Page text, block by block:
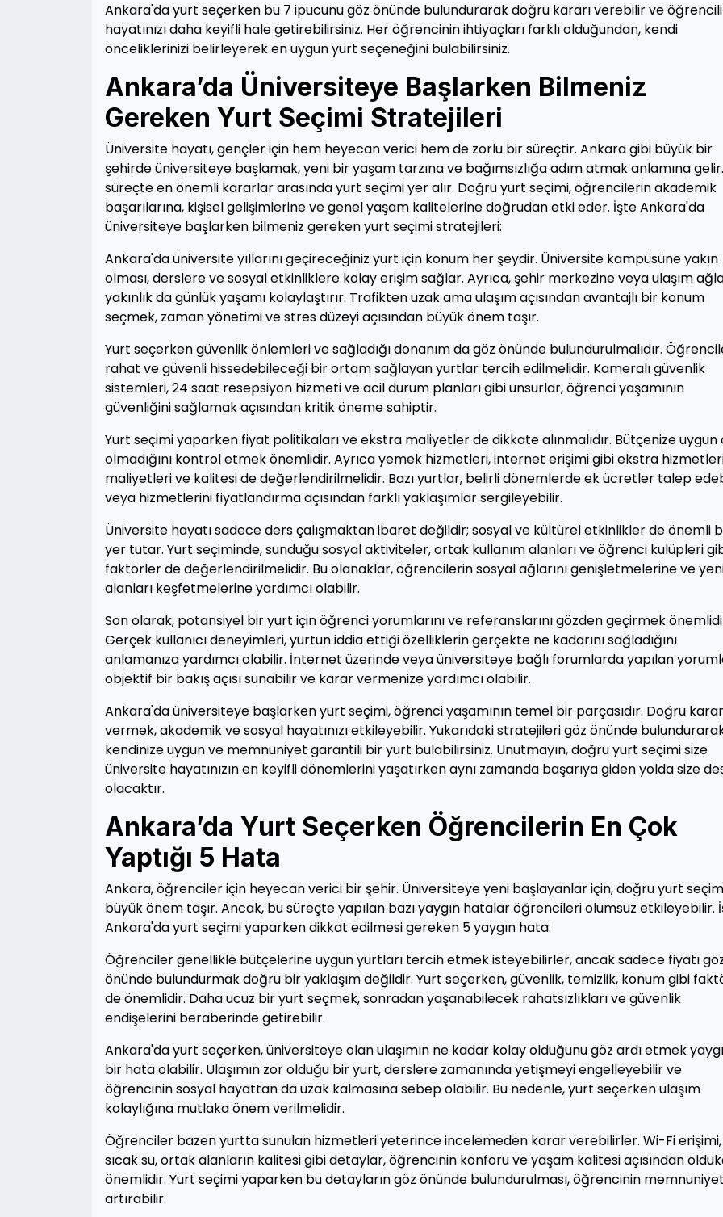
Ankara'da yurt seçerken bu 7 ipucunu göz önünde bulundurarak doğru kararı verebilir ve
hayatınızı daha keyifli hale getirebilirsiniz. Her öğrencinin ihtiyaçları farklı olduğundan, kendi
önceliklerinizi belirleyerek en uygun yurt seçeneğini bulabilirsiniz.
Ankara’da Üniversiteye Başlarken Bilmeniz
Gereken Yurt Seçimi Stratejileri
Üniversite hayatı, gençler için hem heyecan verici hem de zorlu bir süreçtir. Ankara gibi büyük bir
şehirde üniversiteye başlamak, yeni bir yaşam tarzına ve bağımsızlığa adım atmak anlamına
süreçte en önemli kararlar arasında yurt seçimi yer alır. Doğru yurt seçimi, öğrencilerin akademik
başarılarına, kişisel gelişimlerine ve genel yaşam kalitelerine doğrudan etki eder. İşte Ankara'da
üniversiteye başlarken bilmeniz gereken yurt seçimi stratejileri:
Ankara'da üniversite yıllarını geçireceğiniz yurt için konum her şeydir. Üniversite kampüsüne yakın
olması, derslere ve sosyal etkinliklere kolay erişim sağlar. Ayrıca, şehir merkezine veya ulaşım
yakınlık da günlük yaşamı kolaylaştırır. Trafikten uzak ama ulaşım açısından avantajlı bir konum
seçmek, zaman yönetimi ve stres düzeyi açısından büyük önem taşır.
Yurt seçerken güvenlik önlemleri ve sağladığı donanım da göz önünde bulundurulmalıdır.
rahat ve güvenli hissedebileceği bir ortam sağlayan yurtlar tercih edilmelidir. Kameralı güvenlik
sistemleri, 24 saat resepsiyon hizmeti ve acil durum planları gibi unsurlar, öğrenci yaşamının
güvenliğini sağlamak açısından kritik öneme sahiptir.
Yurt seçimi yaparken fiyat politikaları ve ekstra maliyetler de dikkate alınmalıdır. Bütçenize uygun
olmadığını kontrol etmek önemlidir. Ayrıca yemek hizmetleri, internet erişimi gibi ekstra
maliyetleri ve kalitesi de değerlendirilmelidir. Bazı yurtlar, belirli dönemlerde ek ücretler talep
veya hizmetlerini fiyatlandırma açısından farklı yaklaşımlar sergileyebilir.
Üniversite hayatı sadece ders çalışmaktan ibaret değildir; sosyal ve kültürel etkinlikler de önemli
yer tutar. Yurt seçiminde, sunduğu sosyal aktiviteler, ortak kullanım alanları ve öğrenci kulüpleri
faktörler de değerlendirilmelidir. Bu olanaklar, öğrencilerin sosyal ağlarını genişletmelerine ve
alanları keşfetmelerine yardımcı olabilir.
Son olarak, potansiyel bir yurt için öğrenci yorumlarını ve referanslarını gözden geçirmek
Gerçek kullanıcı deneyimleri, yurtun iddia ettiği özelliklerin gerçekte ne kadarını sağladığını
anlamanıza yardımcı olabilir. İnternet üzerinde veya üniversiteye bağlı forumlarda yapılan
objektif bir bakış açısı sunabilir ve karar vermenize yardımcı olabilir.
Ankara'da üniversiteye başlarken yurt seçimi, öğrenci yaşamının temel bir parçasıdır. Doğru karar
vermek, akademik ve sosyal hayatınızı etkileyebilir. Yukarıdaki stratejileri göz önünde
kendinize uygun ve memnuniyet garantili bir yurt bulabilirsiniz. Unutmayın, doğru yurt seçimi size
üniversite hayatınızın en keyifli dönemlerini yaşatırken aynı zamanda başarıya giden yolda size
olacaktır.
Ankara’da Yurt Seçerken Öğrencilerin En Çok
Yaptığı 5 Hata
Ankara, öğrenciler için heyecan verici bir şehir. Üniversiteye yeni başlayanlar için, doğru yurt
büyük önem taşır. Ancak, bu süreçte yapılan bazı yaygın hatalar öğrencileri olumsuz etkileyebilir.
Ankara'da yurt seçimi yaparken dikkat edilmesi gereken 5 yaygın hata:
Öğrenciler genellikle bütçelerine uygun yurtları tercih etmek isteyebilirler, ancak sadece fiyatı
önünde bulundurmak doğru bir yaklaşım değildir. Yurt seçerken, güvenlik, temizlik, konum gibi
de önemlidir. Daha ucuz bir yurt seçmek, sonradan yaşanabilecek rahatsızlıkları ve güvenlik
endişelerini beraberinde getirebilir.
Ankara'da yurt seçerken, üniversiteye olan ulaşımın ne kadar kolay olduğunu göz ardı etmek
bir hata olabilir. Ulaşımın zor olduğu bir yurt, derslere zamanında yetişmeyi engelleyebilir ve
öğrencinin sosyal hayattan da uzak kalmasına sebep olabilir. Bu nedenle, yurt seçerken ulaşım
kolaylığına mutlaka önem verilmelidir.
Öğrenciler bazen yurtta sunulan hizmetleri yeterince incelemeden karar verebilirler. Wi-Fi erişimi,
sıcak su, ortak alanların kalitesi gibi detaylar, öğrencinin konforu ve yaşam kalitesi açısından
önemlidir. Yurt seçimi yaparken bu detayların göz önünde bulundurulması, öğrencinin
artırabilir.